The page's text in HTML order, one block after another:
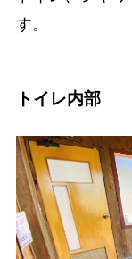
す。
トイレ内部